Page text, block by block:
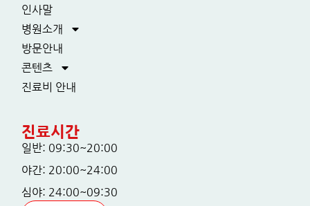
인사말
병원소개
방문안내
콘텐츠
진료비 안내
진료시간
일반: 09:30~20:00
야간: 20:00~24:00
심야: 24:00~09:30